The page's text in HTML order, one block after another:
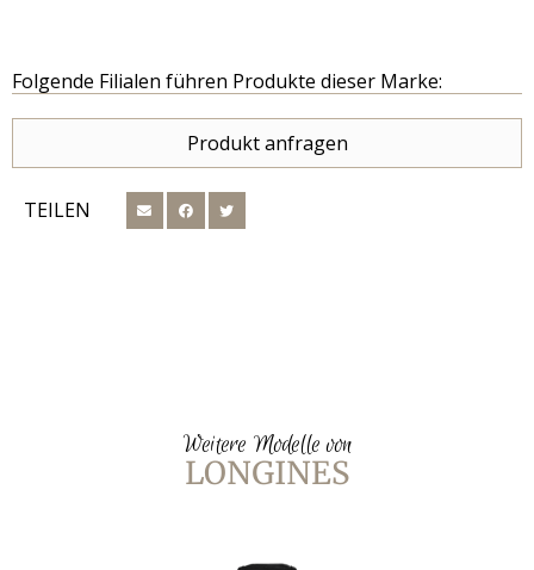
Folgende Filialen führen Produkte dieser Marke:
Produkt anfragen
TEILEN
Weitere Modelle von
LONGINES